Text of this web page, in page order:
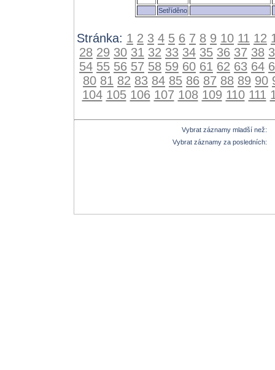
Setříděno
Stránka: 1 2 3 4 5 6 7 8 9 10 11 12
28 29 30 31 32 33 34 35 36 37 38
54 55 56 57 58 59 60 61 62 63 64
80 81 82 83 84 85 86 87 88 89 90
104 105 106 107 108 109 110 111
Vybrat záznamy mladší než:
Vybrat záznamy za posledních: